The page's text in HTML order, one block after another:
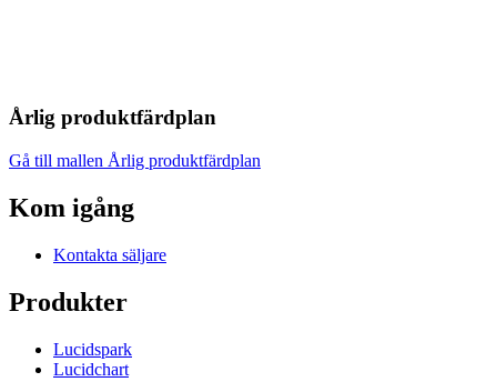
Årlig produktfärdplan
Gå till mallen Årlig produktfärdplan
Kom igång
Kontakta säljare
Produkter
Lucidspark
Lucidchart